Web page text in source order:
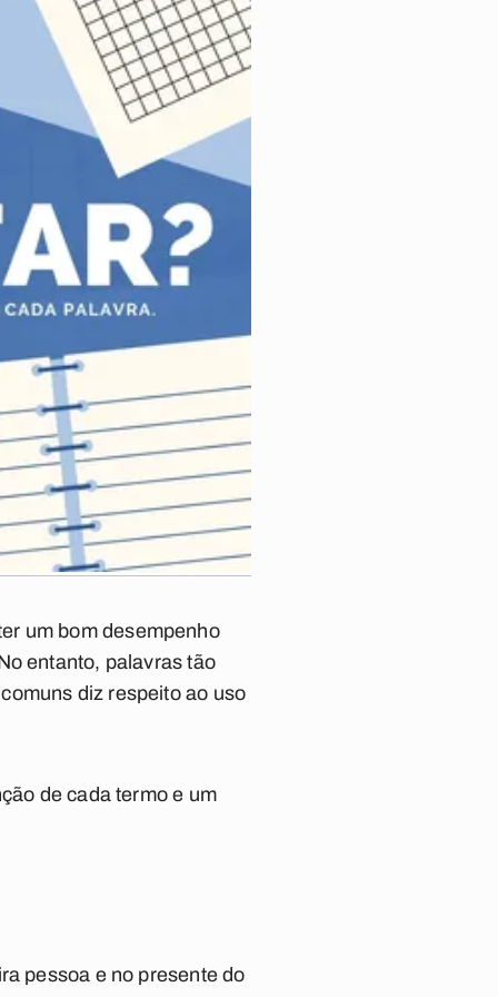
um bom desempenho
entanto, palavras tão
diz respeito ao uso
de cada termo e um
pessoa e no presente do